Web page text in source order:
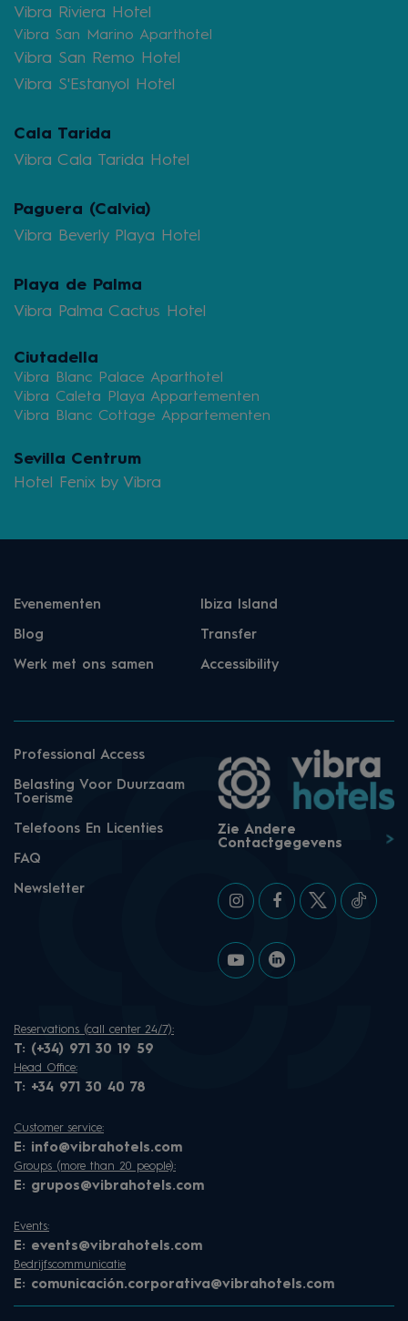
Vibra Riviera Hotel
Vibra San Marino Aparthotel
Vibra San Remo Hotel
Vibra S'Estanyol Hotel
Cala Tarida
Vibra Cala Tarida Hotel
Paguera (Calvia)
Vibra Beverly Playa Hotel
Playa de Palma
Vibra Palma Cactus Hotel
Ciutadella
Vibra Blanc Palace Aparthotel
Vibra Caleta Playa Appartementen
Vibra Blanc Cottage Appartementen
Sevilla Centrum
Hotel Fenix by Vibra
Evenementen Ibiza Island
Blog Transfer
Werk met ons samen Accessibility
Professional Access
Belasting Voor Duurzaam
Toerisme
Telefoons En Licenties
FAQ
Newsletter
Zie Andere
Contactgegevens
Reservations (call center 24/7):
T: (+34) 971 30 19 59
Head Office:
T: +34 971 30 40 78
Customer service:
E: info@vibrahotels.com
Groups (more than 20 people):
E: grupos@vibrahotels.com
Events:
E: events@vibrahotels.com
Bedrijfscommunicatie
E: comunicación.corporativa@vibrahotels.com